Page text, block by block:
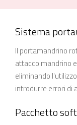
Sistema
Il portamandrino
attacco mandrino
eliminando
introdurre errori di
Pacchetto